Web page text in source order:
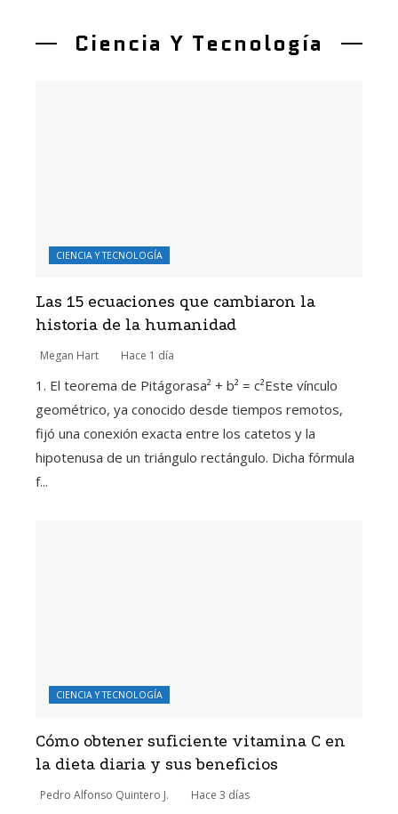
Ciencia Y Tecnología
CIENCIA Y TECNOLOGÍA
Las 15 ecuaciones que cambiaron la
historia de la humanidad
Megan Hart Hace 1 día
1. El teorema de Pitágorasa² + b² = c²Este vínculo
geométrico, ya conocido desde tiempos remotos,
fijó una conexión exacta entre los catetos y la
hipotenusa de un triángulo rectángulo. Dicha fórmula
f...
CIENCIA Y TECNOLOGÍA
Cómo obtener suficiente vitamina C en
la dieta diaria y sus beneficios
Pedro Alfonso Quintero J. Hace 3 días